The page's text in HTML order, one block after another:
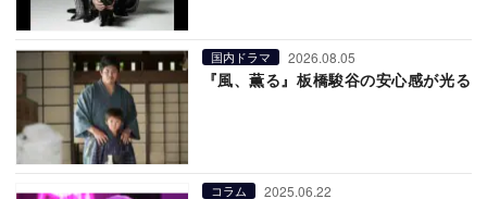
国内ドラマ 2026.08.05
『風、薫る』板橋駿谷の安心感が光る
コラム 2025.06.22